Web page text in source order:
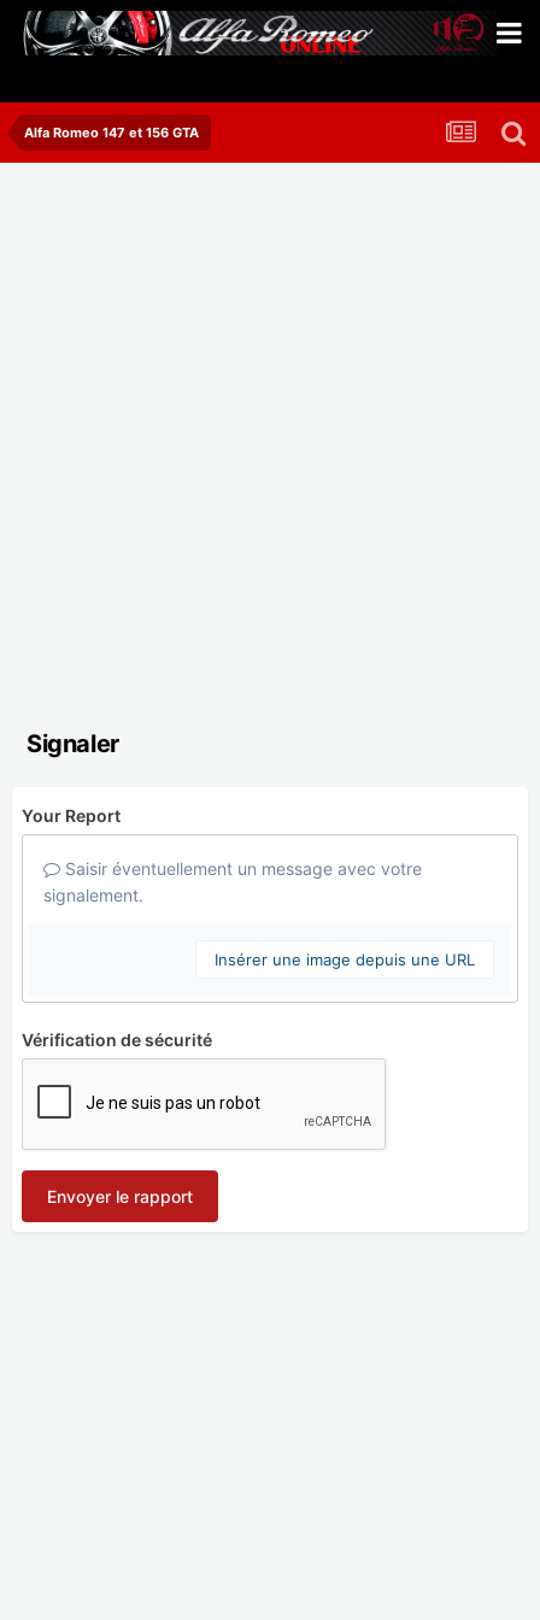
Alfa Romeo 147 et 156 GTA
Signaler
Your Report
Saisir éventuellement un message avec votre
signalement.
Insérer une image depuis une URL
Vérification de sécurité
Envoyer le rapport